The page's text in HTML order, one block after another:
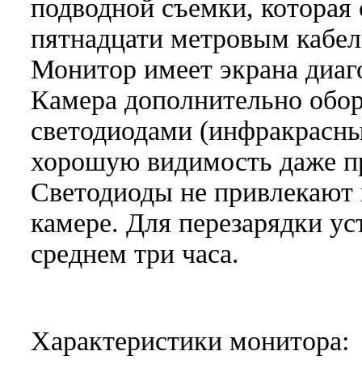
подводной съемки,
пятнадцати метровым
Монитор имеет экрана
Камера дополнительно
светодиодами
хорошую видимость даже
Светодиоды не
камере. Для перезарядки
среднем три часа.
Характеристики монитора: